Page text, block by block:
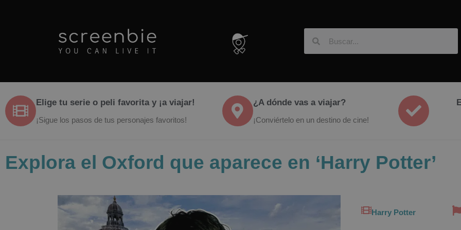
Elige tu serie o peli favorita y ¡a viajar!
¡Sigue los pasos de tus personajes favoritos!
¿A dónde vas a viajar?
¡Conviértelo en un destino de cine!
Explora el Oxford que aparece en ‘Harry Potter’
Harry Potter